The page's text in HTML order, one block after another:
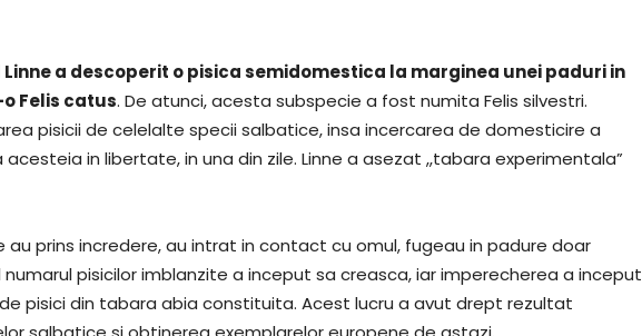
a descoperit o pisica semidomestica la marginea unei paduri in
Felis catus. De atunci, acesta subspecie a fost numita Felis silvestri.
pisicii de celelalte specii salbatice, insa incercarea de domesticire a
in libertate, in una din zile. Linne a asezat ,,tabara experimentala”
au prins incredere, au intrat in contact cu omul, fugeau in padure doar
pisicilor imblanzite a inceput sa creasca, iar imperecherea a inceput
pisici din tabara abia constituita. Acest lucru a avut drept rezultat